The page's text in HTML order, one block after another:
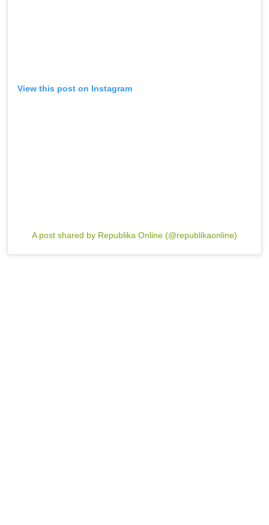
View this post on Instagram
A post shared by Republika Online (@republikaonline)